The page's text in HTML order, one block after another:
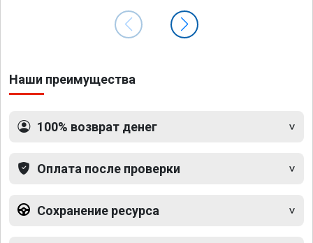
Наши преимущества
100% возврат денег
Оплата после проверки
Сохранение ресурса